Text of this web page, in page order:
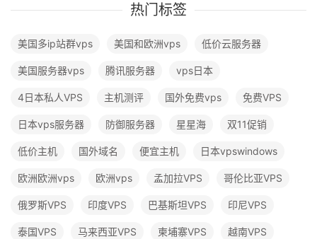
热门标签
美国多ip站群vps 美国和欧洲vps 低价云服务器
美国服务器vps 腾讯服务器 vps日本
4日本私人VPS 主机测评 国外免费vps 免费VPS
日本vps服务器 防御服务器 星星海 双11促销
低价主机 国外域名 便宜主机 日本vpswindows
欧洲欧洲vps 欧洲vps 孟加拉VPS 哥伦比亚VPS
俄罗斯VPS 印度VPS 巴基斯坦VPS 印尼VPS
泰国VPS 马来西亚VPS 柬埔寨VPS 越南VPS